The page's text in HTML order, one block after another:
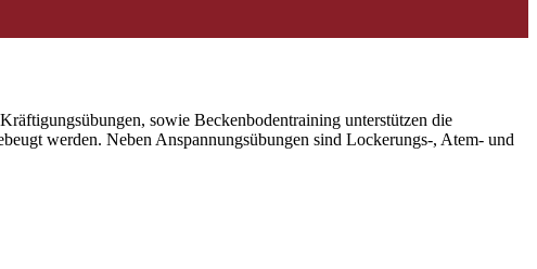
sowie Beckenbodentraining unterstützen die
werden. Neben Anspannungsübungen sind Lockerungs-, Atem- und